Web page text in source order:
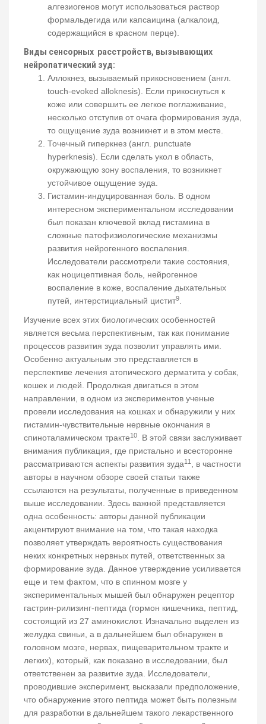
алгезиогенов могут использоваться раствор
формальдегида или капсаицина (алкалоид,
содержащийся в красном перце).
Виды сенсорных расстройств, вызывающих
нейропатический зуд:
Аллокнез, вызываемый прикосновением (англ.
touch-evoked alloknesis). Если прикоснуться к
коже или совершить ее легкое поглаживание,
несколько отступив от очага формирования зуда,
то ощущение зуда возникнет и в этом месте.
Точечный гиперкнез (англ. punctuate
hyperknesis). Если сделать укол в область,
окружающую зону воспаления, то возникнет
устойчивое ощущение зуда.
Гистамин-индуцированная боль. В одном
интересном экспериментальном исследовании
был показан ключевой вклад гистамина в
сложные патофизиологические механизмы
развития нейрогенного воспаления.
Исследователи рассмотрели такие состояния,
как ноцицептивная боль, нейрогенное
воспаление в коже, воспаление дыхательных
путей, интерстициальный цистит9.
Изучение всех этих биологических особенностей
является весьма перспективным, так как понимание
процессов развития зуда позволит управлять ими.
Особенно актуальным это представляется в
перспективе лечения атопического дерматита у собак,
кошек и людей. Продолжая двигаться в этом
направлении, в одном из экспериментов ученые
провели исследования на кошках и обнаружили у них
гистамин-чувствительные нервные окончания в
спиноталамическом тракте10. В этой связи заслуживает
внимания публикация, где пристально и всесторонне
рассматриваются аспекты развития зуда11 , в частности
авторы в научном обзоре своей статьи также
ссылаются на результаты, полученные в приведенном
выше исследовании. Здесь важной представляется
одна особенность: авторы данной публикации
акцентируют внимание на том, что такая находка
позволяет утверждать вероятность существования
неких конкретных нервных путей, ответственных за
формирование зуда. Данное утверждение усиливается
еще и тем фактом, что в спинном мозге у
экспериментальных мышей был обнаружен рецептор
гастрин-рилизинг-пептида (гормон кишечника, пептид,
состоящий из 27 аминокислот. Изначально выделен из
желудка свиньи, а в дальнейшем был обнаружен в
головном мозге, нервах, пищеварительном тракте и
легких), который, как показано в исследовании, был
ответственен за развитие зуда. Исследователи,
проводившие эксперимент, высказали предположение,
что обнаружение этого пептида может быть полезным
для разработки в дальнейшем такого лекарственного